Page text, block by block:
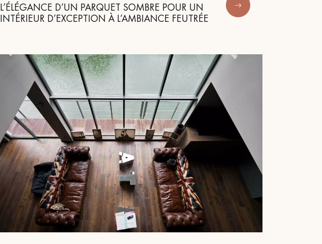
L’ÉLÉGANCE D’UN PARQUET SOMBRE POUR UN
INTÉRIEUR D’EXCEPTION À L’AMBIANCE FEUTRÉE